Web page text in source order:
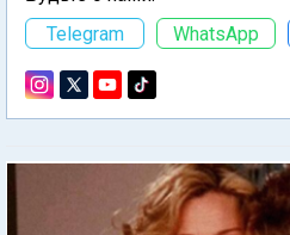
Telegram
WhatsApp